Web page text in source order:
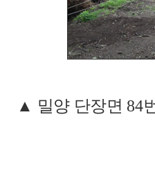
▲ 밀양 단장면 84